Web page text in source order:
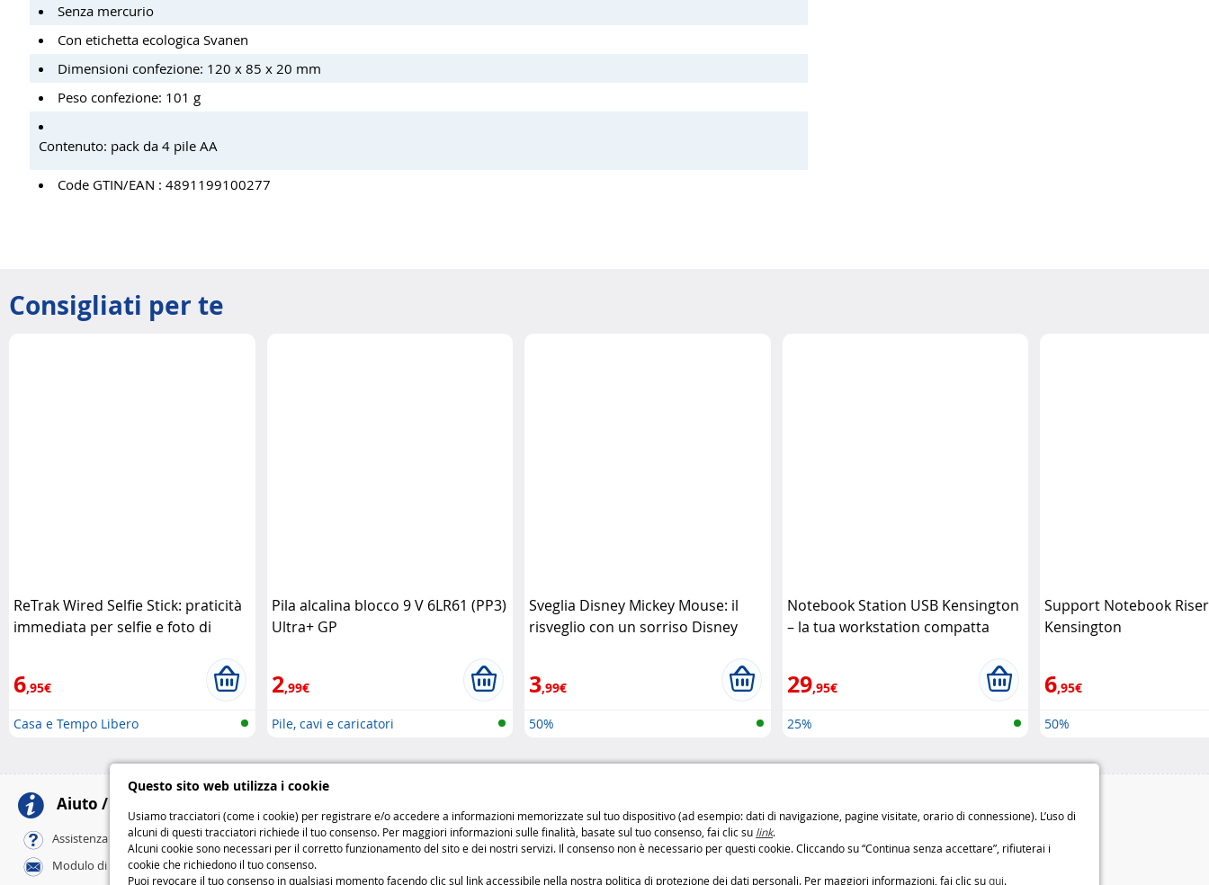
Questo sito web utilizza i cookie
Usiamo tracciatori (come i cookie) per registrare e/o accedere a informazioni memorizzate sul tuo dispositivo (ad esempio: dati di navigazione, pagine visitate, orario di connessione). L’uso di
alcuni di questi tracciatori richiede il tuo consenso. Per maggiori informazioni sulle finalità, basate sul tuo consenso, fai clic su link.
Alcuni cookie sono necessari per il corretto funzionamento del sito e dei nostri servizi. Il consenso non è necessario per questi cookie. Cliccando su “Continua senza accettare”, rifiuterai i
cookie che richiedono il tuo consenso.
Puoi revocare il tuo consenso in qualsiasi momento facendo clic sul link accessibile nella nostra politica di protezione dei dati personali. Per maggiori informazioni, fai clic suqui.
Senza mercurio
Con etichetta ecologica Svanen
Dimensioni confezione: 120 x 85 x 20 mm
Peso confezione: 101 g
Contenuto: pack da 4 pile AA
Code GTIN/EAN : 4891199100277
Consigliati per te
ReTrak Wired Selfie Stick: praticità
immediata per selfie e foto di
6,95€
Casa e Tempo Libero
Pila alcalina blocco 9 V 6LR61 (PP3)
Ultra+ GP
2,99€
Pile, cavi e caricatori
Sveglia Disney Mickey Mouse: il
risveglio con un sorriso Disney
3,99€
50%
Notebook Station USB Kensington
– la tua workstation compatta
29,95€
25%
Support Notebook Riser
Kensington
6,95€
50%
Aiuto / Contatti
Assistenza online / FAQ
Modulo di contatto
Al tuo domicilio
Standard
: 6,99 € da 3 a 4 giorni
Express
Pagamenti100% sicuri
Metodi di pagamento
Garanzia di 2 anni
Chi siamo